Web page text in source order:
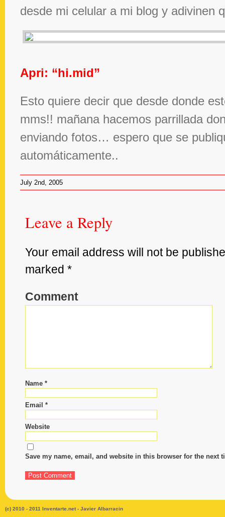
desde mi celular a mi blog y adivinen
Apri: “hi.mid”
Esto quiere decir que desde donde
mms!! mañana hacemos parrillada
enviando fotos… espero que se
automáticamente..
July 2nd, 2005
Leave
Reply
Your
will
marked
Comment
Name
Email
Leave a Reply
Your email address will not be
marked *
Comment
Name *
Email *
Website
Save my name, email, and website in this browser for the next
(c) 2010 - 2011 Inventarte.net - Javier Albarracin